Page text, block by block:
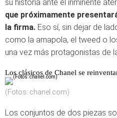
su historia ante el inminente
que próximamente
la firma. Eso sí, sin dejar de
como la amapola, el tweed o
una vez más protagonistas de
Los clásicos de Chanel se
(Fotos: chanel.com)
Los conjuntos de dos piezas